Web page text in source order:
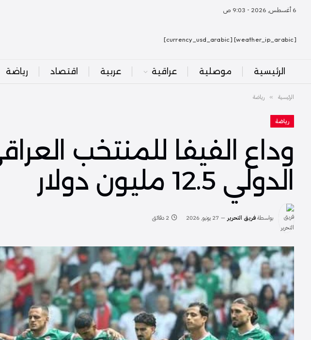
6 أغسطس, 2026 - 9:03 ص
[weather_ip_arabic] [currency_usd_arabic]
الرئيسية موصلية عراقية عربية اقتصاد رياضة
الرئيسية » رياضة
رياضة
وداع الفيفا للمنتخب
الدولي 12.5 مليون دولار
بواسطةفريق التحرير 27 يونيو, 2026 2 دقائق